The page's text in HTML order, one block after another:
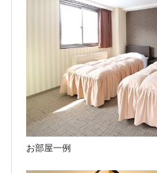
お部屋一例